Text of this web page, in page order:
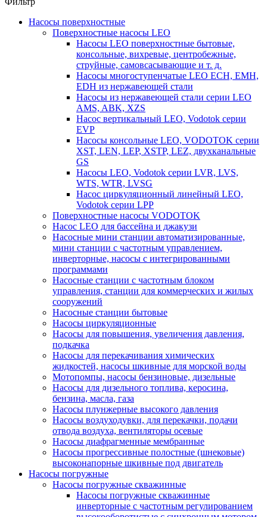
Насосы поверхностные
Поверхностные насосы LEO
Насосы LEO поверхностные бытовые,
консольные, вихревые, центробежные,
струйные, самовсасывающие и т. д.
Насосы многоступенчатые LEO ECH, EMH,
EDH из нержавеющей стали
Насосы из нержавеющей стали серии LEO
AMS, ABK, XZS
Насос вертикальный LEO, Vodotok серии
EVP
Насосы консольные LEO, VODOTOK серии
XST, LEN, LEP, XSTP, LEZ, двухканальные
GS
Насосы LEO, Vodotok серии LVR, LVS,
WTS, WTR, LVSG
Насос циркуляционный линейный LEO,
Vodotok серии LPP
Поверхностные насосы VODOTOK
Насос LEO для бассейна и джакузи
Насосные мини станции автоматизированные,
мини станции с частотным управлением,
инверторные, насосы с интегрированными
программами
Насосные станции с частотным блоком
управления, станции для коммерческих и жилых
сооружений
Насосные станции бытовые
Насосы циркуляционные
Насосы для повышения, увеличения давления,
подкачка
Насосы для перекачивания химических
жидкостей, насосы шкивные для морской воды
Мотопомпы, насосы бензиновые, дизельные
Насосы для дизельного топлива, керосина,
бензина, масла, газа
Насосы плунжерные высокого давления
Насосы воздуходувки, для перекачки, подачи
отвода воздуха, вентиляторы осевые
Насосы диафрагменные мембранные
Насосы прогрессивные полостные (шнековые)
высоконапорные шкивные под двигатель
Насосы погружные
Насосы погружные скважинные
Насосы погружные скважинные
инверторные с частотным регулированием